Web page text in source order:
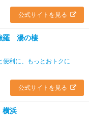
公式サイトを見る
羅 湯の棲
便利に、もっとおトクに
公式サイトを見る
横浜